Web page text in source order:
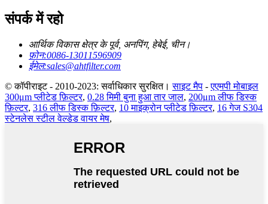
संपर्क में रहो
आर्थिक विकास क्षेत्र के पूर्व, अनपिंग, हेबेई, चीन।
फ़ोन:0086-13011596909
ईमेल:sales@ahtfilter.com
© कॉपीराइट - 2010-2023: सर्वाधिकार सुरक्षित। साइट मैप -एएमपी मोबाइल
300μm प्लीटेड फ़िल्टर, 0.28 मिमी बुना हुआ तार जाल, 200μm लीफ डिस्क
फ़िल्टर, 316 लीफ डिस्क फ़िल्टर, 10 माइक्रोन प्लीटेड फ़िल्टर, 16 गेज S304
स्टेनलेस स्टील वेल्डेड वायर मेष,